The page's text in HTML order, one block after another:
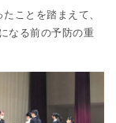
ことを踏まえて、
なる前の予防の重